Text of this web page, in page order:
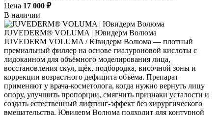
Цена 17 000 ₽
В наличии
JUVEDERM® VOLUMA | Ювидерм Волюма
JUVEDERM VOLUMA / Ювидерм Волюма — плотный
премиальный филлер на основе гиалуроновой кислоты с
лидокаином для объёмного моделирования лица,
восстановления скул, щёк, подбородка, височной зоны и
коррекции возрастного дефицита объёма. Препарат
применяют у врача-косметолога, когда нужно вернуть лицу
опору, улучшить пропорции, смягчить признаки усталости и
создать естественный лифтинг-эффект без хирургического
вмешательства. Ювидерм Волюма подходит для контурной